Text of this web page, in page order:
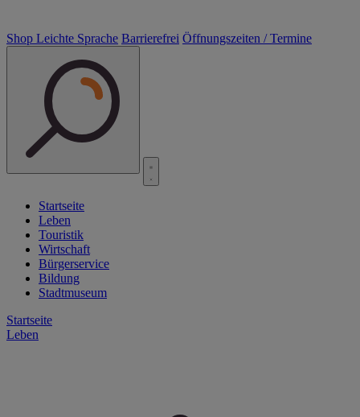
Shop Leichte Sprache Barrierefrei Öffnungszeiten / Termine
Startseite
Leben
Touristik
Wirtschaft
Bürgerservice
Bildung
Stadtmuseum
Startseite
Leben